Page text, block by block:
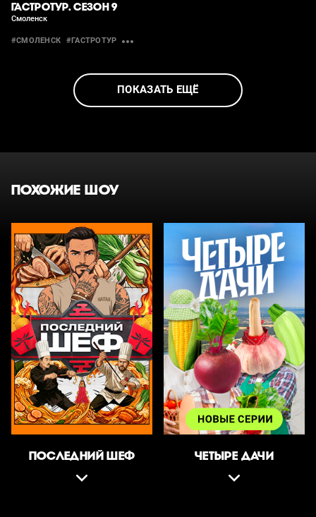
ГАСТРОТУР. СЕЗОН 9
Смоленск
#СМОЛЕНСК #ГАСТРОТУР
ПОКАЗАТЬ ЕЩЁ
ПОХОЖИЕ ШОУ
ПОСЛЕДНИЙ ШЕФ ЧЕТЫРЕ ДАЧИ